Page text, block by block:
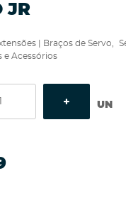
JR
| Braços de Servo
e Acessórios
UN